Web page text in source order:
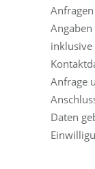
inklusive
Anfrage
Daten